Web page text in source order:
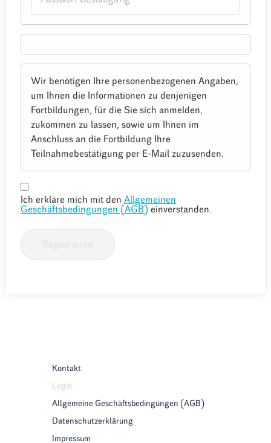
Wir benötigen Ihre personenbezogenen Angaben,
um Ihnen die Informationen zu denjenigen
Fortbildungen, für die Sie sich anmelden,
zukommen zu lassen, sowie um Ihnen im
Anschluss an die Fortbildung Ihre
Teilnahmebestätigung per E-Mail zuzusenden.
Ich erkläre mich mit den Allgemeinen
Geschäftsbedingungen (AGB) einverstanden.
Registrieren
Kontakt
Login
Allgemeine Geschäftsbedingungen (AGB)
Datenschutzerklärung
Impressum